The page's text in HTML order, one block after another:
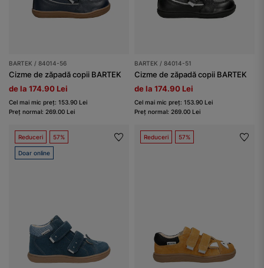
BARTEK / 84014-56
Cizme de zăpadă copii BARTEK
de la 174.90 Lei
Cel mai mic preț: 153.90 Lei
Preț normal: 269.00 Lei
BARTEK / 84014-51
Cizme de zăpadă copii BARTEK
de la 174.90 Lei
Cel mai mic preț: 153.90 Lei
Preț normal: 269.00 Lei
Reduceri 57%
Doar online
Reduceri 57%